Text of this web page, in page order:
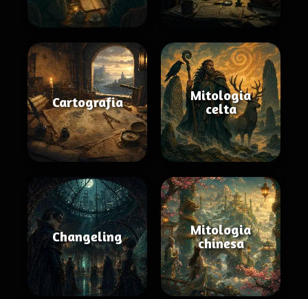
Cartografia
Mitologia
celta
Changeling
Mitologia
chinesa